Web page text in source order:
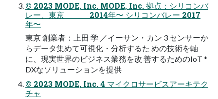
© 2023 MODE, Inc. MODE, Inc. 拠点：シリコンバ
レー、東京 2014年〜 シリコンバレー 2017
年〜
東京 創業者：上田 学 ／イーサン・カン 3 センサーか
らデータ集めて可視化・分析するた めの技術を軸
に、現実世界のビジネス業務を改 善するためのIoT *
DXなソリューションを提供
© 2023 MODE, Inc. 4 マイクロサービスアーキテク
チャ